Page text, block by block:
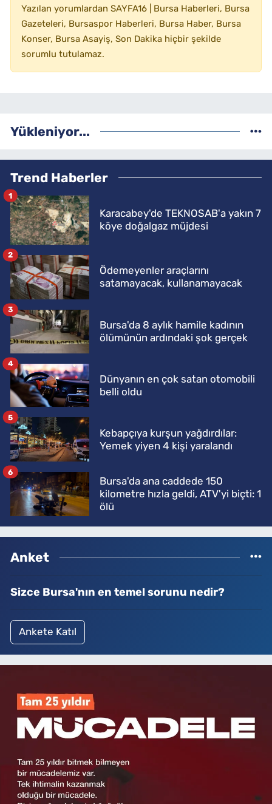
Yazılan yorumlardan SAYFA16 | Bursa Haberleri, Bursa
Gazeteleri, Bursaspor Haberleri, Bursa Haber, Bursa
Konser, Bursa Asayiş, Son Dakika hiçbir şekilde
sorumlu tutulamaz.
Yükleniyor...
Trend Haberler
Karacabey'de TEKNOSAB'a yakın 7
köye doğalgaz müjdesi
1
Ödemeyenler araçlarını
satamayacak, kullanamayacak
2
Bursa'da 8 aylık hamile kadının
ölümünün ardındaki şok gerçek
3
Dünyanın en çok satan otomobili
belli oldu
4
Kebapçıya kurşun yağdırdılar:
Yemek yiyen 4 kişi yaralandı
5
Bursa'da ana caddede 150
kilometre hızla geldi, ATV'yi biçti: 1
ölü
6
Anket
Sizce Bursa'nın en temel sorunu nedir?
Ankete Katıl